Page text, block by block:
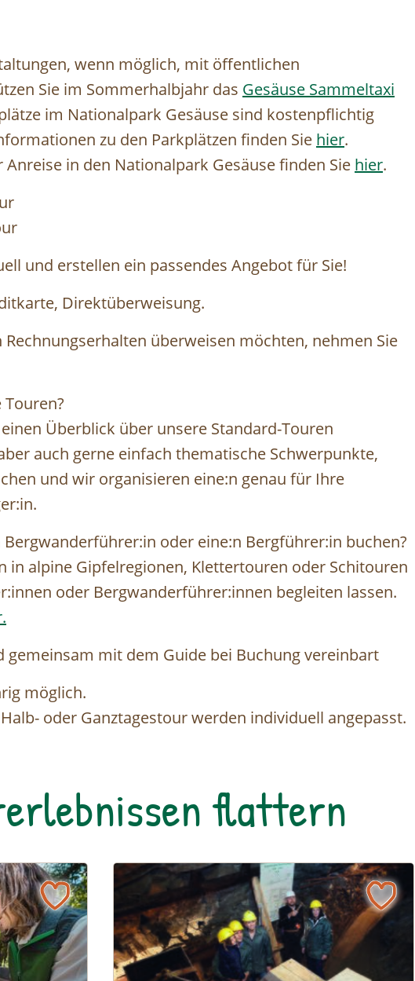
wenn möglich, mit öffentlichen
Sie im Sommerhalbjahr das Gesäuse Sammeltaxi
im Nationalpark Gesäuse sind kostenpflichtig
zu den Parkplätzen finden Sie hier.
in den Nationalpark Gesäuse finden Sie hier.
und erstellen ein passendes Angebot für Sie!
Direktüberweisung.
Rechnungserhalten überweisen möchten, nehmen Sie
einen Überblick über unsere Standard-Touren
auch gerne einfach thematische Schwerpunkte,
und wir organisieren eine:n genau für Ihre
oder eine:n Bergführer:in buchen?
in alpine Gipfelregionen, Klettertouren oder Schitouren
oder Bergwanderführer:innen begleiten lassen.
mit dem Guide bei Buchung vereinbart
möglich.
oder Ganztagestour werden individuell angepasst.
flattern